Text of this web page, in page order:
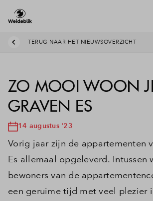
TERUG NAAR HET NIEUWSOVERZICHT
ZO MOOI WOON
GRAVEN ES
14 augustus '23
Vorig jaar zijn de appartementen
Es allemaal opgeleverd. Intussen
bewoners van de
een geruime tijd met veel plezier